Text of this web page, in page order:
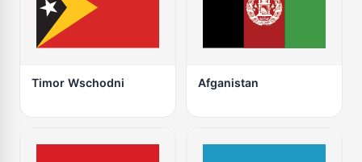
Timor Wschodni Afganistan